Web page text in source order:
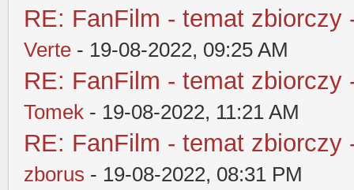
RE: FanFilm - temat zbiorczy
Verte - 19-08-2022, 09:25 AM
RE: FanFilm - temat zbiorczy
Tomek - 19-08-2022, 11:21 AM
RE: FanFilm - temat zbiorczy
zborus - 19-08-2022, 08:31 PM